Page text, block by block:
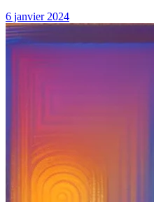
6 janvier 2024